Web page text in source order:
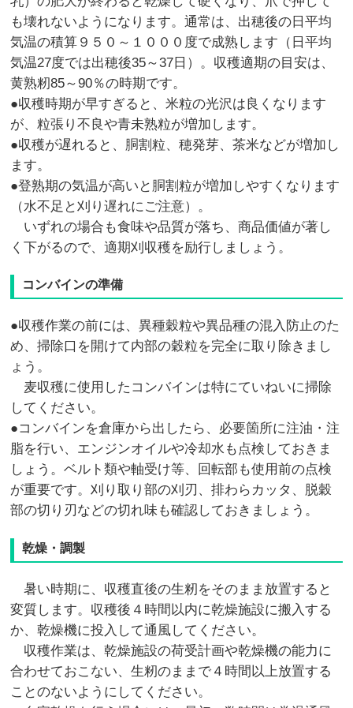
も壊れないようになります。通常は、出穂後の日平均
気温の積算９５０～１０００度で成熟します（日平均
気温27度では出穂後35～37日）。収穫適期の目安は、
黄熟籾85～90％の時期です。
●収穫時期が早すぎると、米粒の光沢は良くなります
が、粒張り不良や青未熟粒が増加します。
●収穫が遅れると、胴割粒、穂発芽、茶米などが増加し
ます。
●登熟期の気温が高いと胴割粒が増加しやすくなります
（水不足と刈り遅れにご注意）。
いずれの場合も食味や品質が落ち、商品価値が著し
く下がるので、適期刈収穫を励行しましょう。
コンバインの準備
●収穫作業の前には、異種穀粒や異品種の混入防止のた
め、掃除口を開けて内部の穀粒を完全に取り除きまし
ょう。
麦収穫に使用したコンバインは特にていねいに掃除
してください。
●コンバインを倉庫から出したら、必要箇所に注油・注
脂を行い、エンジンオイルや冷却水も点検しておきま
しょう。ベルト類や軸受け等、回転部も使用前の点検
が重要です。刈り取り部の刈刃、排わらカッタ、脱穀
部の切り刃などの切れ味も確認しておきましょう。
乾燥・調製
暑い時期に、収穫直後の生籾をそのまま放置すると
変質します。収穫後４時間以内に乾燥施設に搬入する
か、乾燥機に投入して通風してください。
収穫作業は、乾燥施設の荷受計画や乾燥機の能力に
合わせておこない、生籾のままで４時間以上放置する
ことのないようにしてください。